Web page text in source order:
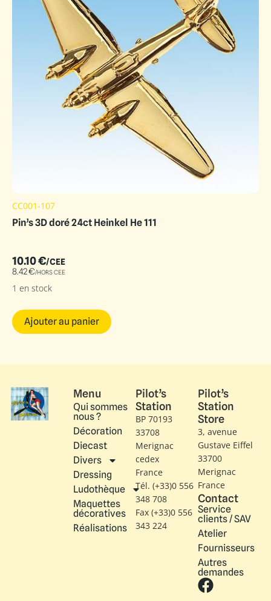
CC001-107
Pin’s 3D doré 24ct Heinkel He 111
10.10€/CEE
8.42€/HORS CEE
1 en stock
Ajouter au panier
Menu
Qui sommes
nous ?
Décoration
Diecast
Divers
Dressing
Ludothèque
Maquettes
décoratives
Réalisations
Pilot’s
Station
BP 70193
33708
Merignac
cedex
France
Tél. (+33)0 556
348 708
Fax (+33)0 556
343 224
Pilot’s
Station
Store
3, avenue
Gustave Eiffel​
33700
Merignac
France
Contact
Service
clients / SAV
Atelier
Fournisseurs
Autres
demandes